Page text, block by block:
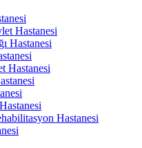
Hastanesi
Hastanesi
Hastanesi
Hastanesi